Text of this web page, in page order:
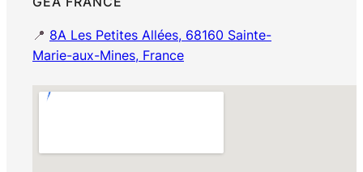
📍 8A Les Petites Allées, 68160 Sainte-
Marie-aux-Mines, France